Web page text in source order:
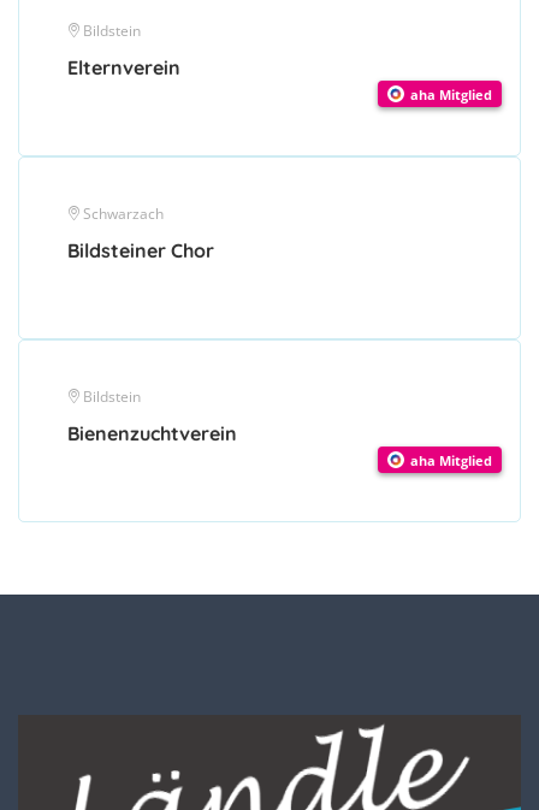
Bildstein
Elternverein
aha Mitglied
Schwarzach
Bildsteiner Chor
Bildstein
Bienenzuchtverein
aha Mitglied